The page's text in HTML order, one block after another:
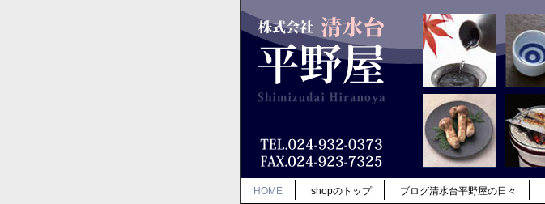
HOME shopのトップ ブログ清水台平野屋の日々